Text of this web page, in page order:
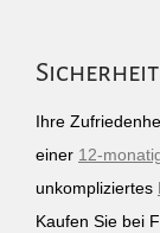
Ihre
einer 12-
unkompliziertes
Kaufen Sie bei